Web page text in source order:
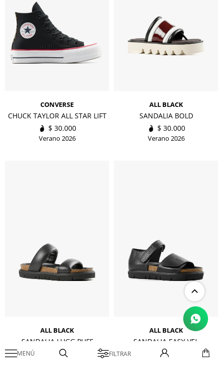

CONVERSE
CHUCK TAYLOR ALL STAR LIFT
$ 30.000
Verano 2026
ALL BLACK
SANDALIA BOLD
$ 30.000
Verano 2026
ALL BLACK
SANDALIA LUGG PUFF
30.000
ALL BLACK
SANDALIA EASY VEL
$ 40.000